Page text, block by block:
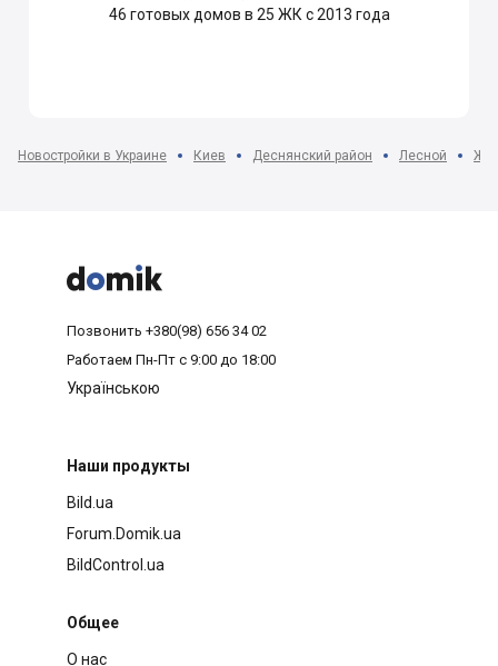
46 готовых домов в 25 ЖК с 2013 года
Новостройки в Украине Киев Деснянский район Лесной ЖК



Позвонить +380(98) 656 34 02
Работаем Пн-Пт с 9:00 до 18:00
Українською
Наши продукты
Bild.ua
Forum.Domik.ua
BildControl.ua
Общее
О нас